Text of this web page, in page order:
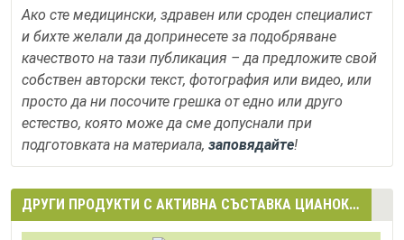
Ако сте медицински, здравен или сроден специалист
и бихте желали да допринесете за подобряване
качеството на тази публикация – да предложите свой
собствен авторски текст, фотография или видео, или
просто да ни посочите грешка от едно или друго
естество, която може да сме допуснали при
подготовката на материала, заповядайте!
ДРУГИ ПРОДУКТИ С АКТИВНА СЪСТАВКА ЦИАНОКОБАЛАМИН (CYANOCOBALAMIN)